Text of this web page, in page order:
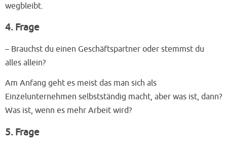
wegbleibt.
4. Frage
– Brauchst du einen Geschäftspartner oder stemmst du
alles allein?
Am Anfang geht es meist das man sich als
Einzelunternehmen selbstständig macht, aber was ist, dann?
Was ist, wenn es mehr Arbeit wird?
5. Frage